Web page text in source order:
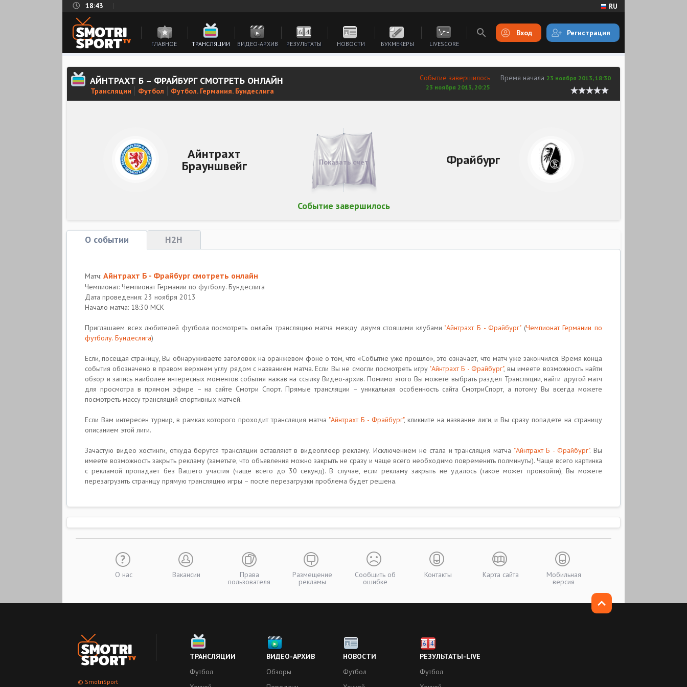
18:43 RU
ГЛАВНОЕ ТРАНСЛЯЦИИ ВИДЕО-АРХИВ РЕЗУЛЬТАТЫ НОВОСТИ БУКМЕКЕРЫ LIVESCORE
Вход Регистрация
АЙНТРАХТ Б – ФРАЙБУРГ СМОТРЕТЬ ОНЛАЙН
Трансляции Футбол Футбол. Германия. Бундеслига
Время начала 23 ноября 2013, 18:30
Событие завершилось
23 ноября 2013, 20:25
Айнтрахт
Брауншвейг Фрайбург
Событие завершилось
Показать счет
О событии H2H
Матч: Айнтрахт Б - Фрайбург смотреть онлайн
Чемпионат: Чемпионат Германии по футболу. Бундеслига
Дата проведения: 23 ноября 2013
Начало матча: 18:30 МСК
Приглашаем всех любителей футбола посмотреть онлайн трансляцию матча между двумя стоящими клубами "Айнтрахт Б - Фрайбург"(Чемпионат Германии по
футболу. Бундеслига)
Если, посещая страницу, Вы обнаруживаете заголовок на оранжевом фоне о том, что «Событие уже прошло», это означает, что матч уже закончился. Время конца
события обозначено в правом верхнем углу рядом с названием матча. Если Вы не смогли посмотреть игру "Айнтрахт Б - Фрайбург", вы имеете возможность найти
обзор и запись наиболее интересных моментов события нажав на ссылку Видео-архив. Помимо этого Вы можете выбрать раздел Трансляции, найти другой матч
для просмотра в прямом эфире – на сайте Смотри Спорт. Прямые трансляции – уникальная особенность сайта CмотриCпорт, а потому Вы всегда можете
посмотреть массу трансляций спортивных матчей.
Если Вам интересен турнир, в рамках которого проходит трансляция матча "Айнтрахт Б - Фрайбург", кликните на название лиги, и Вы сразу попадете на страницу
описанием этой лиги.
Зачастую видео хостинги, откуда берутся трансляции вставляют в видеоплеер рекламу. Исключением не стала и трансляция матча "Айнтрахт Б - Фрайбург". Вы
имеете возможность закрыть рекламу (заметьте, что объявления можно закрыть не сразу и чаще всего необходимо повременить полминуты). Чаще всего картинка
с рекламой пропадает без Вашего участия (чаще всего до 30 секунд). В случае, если рекламу закрыть не удалось (такое может произойти), Вы можете
перезагрузить страницу прямую трансляцию игры – после перезагрузки проблема будет решена.
О нас Вакансии Права
пользователя
Размещение
рекламы
Сообщить об
ошибке
Контакты Карта сайта Мобильная
версия
© SmotriSport
ТРАНСЛЯЦИИ
Футбол
ВИДЕО-АРХИВ
Обзоры
НОВОСТИ
Футбол
РЕЗУЛЬТАТЫ-LIVE
Футбол